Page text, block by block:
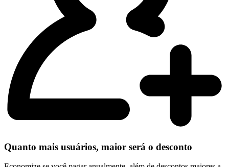
Quanto mais usuários, maior será o desconto